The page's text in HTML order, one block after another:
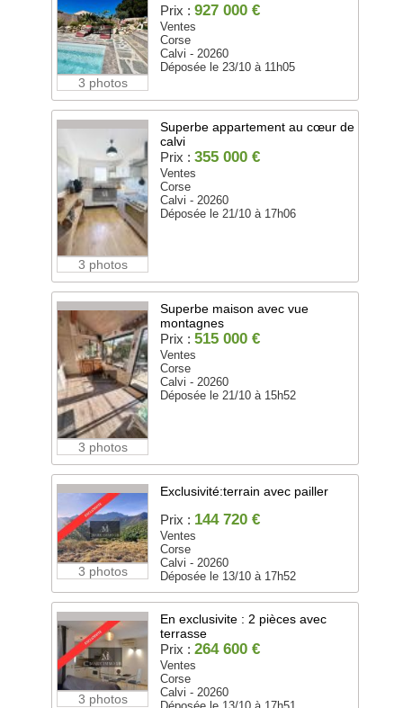
3 photos
Prix : 927 000 €
Ventes
Corse
Calvi - 20260
Déposée le 23/10 à 11h05
3 photos
Superbe appartement au cœur de
calvi
Prix : 355 000 €
Ventes
Corse
Calvi - 20260
Déposée le 21/10 à 17h06
3 photos
Superbe maison avec vue
montagnes
Prix : 515 000 €
Ventes
Corse
Calvi - 20260
Déposée le 21/10 à 15h52
3 photos
Exclusivité:terrain avec pailler
Prix : 144 720 €
Ventes
Corse
Calvi - 20260
Déposée le 13/10 à 17h52
3 photos
En exclusivite : 2 pièces avec
terrasse
Prix : 264 600 €
Ventes
Corse
Calvi - 20260